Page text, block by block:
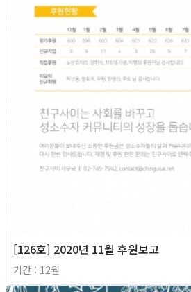
[126호] 2020년 11월 후원보고
기간 : 12월